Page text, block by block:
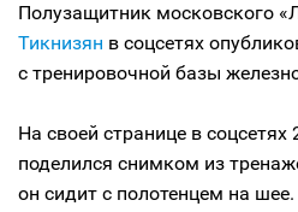
Полузащитник московского
Тикнизян в соцсетях
с тренировочной базы
На своей странице в соцсетях
поделился снимком из
он сидит с полотенцем на шее.